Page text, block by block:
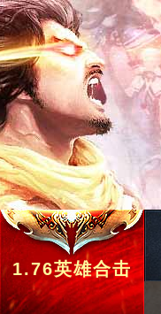
1.76英雄合击